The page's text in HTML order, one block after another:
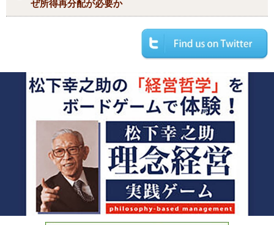
ぜ所得再分配が必要か